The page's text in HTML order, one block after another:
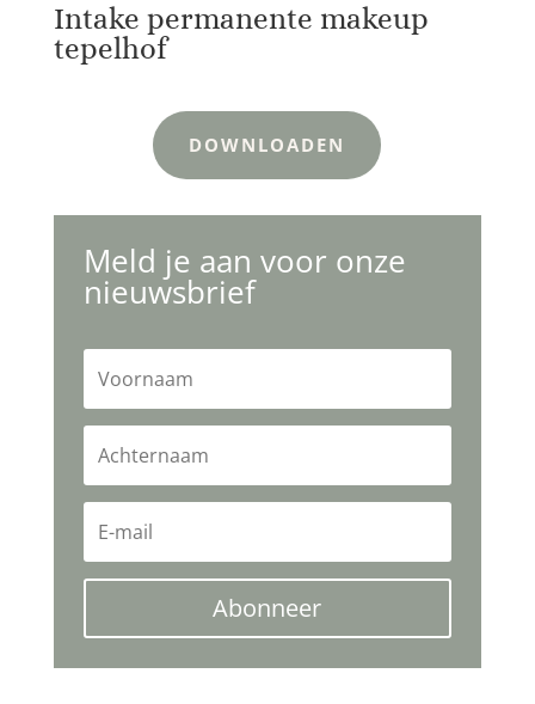
Intake permanente makeup
tepelhof
DOWNLOADEN
Meld je aan voor onze
nieuwsbrief
Abonneer